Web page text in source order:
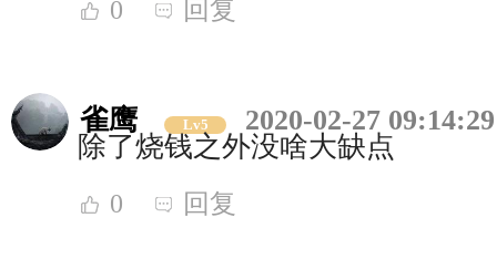
0 回复
雀鹰 Lv5
2020-02-27 09:14:29
除了烧钱之外没啥大缺点
0 回复